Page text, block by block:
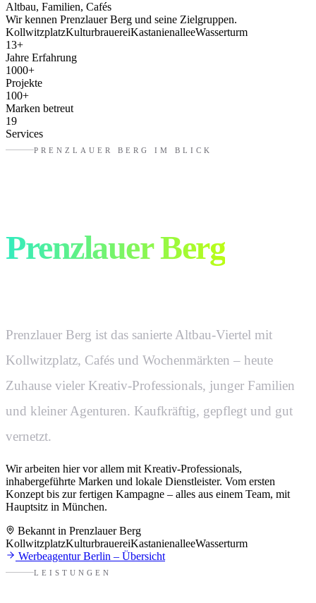
Altbau, Familien, Cafés
Wir kennen Prenzlauer Berg und seine Zielgruppen.
KollwitzplatzKulturbrauereiKastanienalleeWasserturm
13+
Jahre Erfahrung
1000+
Projekte
100+
Marken betreut
19
Services
PRENZLAUER BERG IM BLICK
Prenzlauer Berg
Prenzlauer Berg ist das sanierte Altbau-Viertel mit
Kollwitzplatz, Cafés und Wochenmärkten – heute
Zuhause vieler Kreativ-Professionals, junger Familien
und kleiner Agenturen. Kaufkräftig, gepflegt und gut
vernetzt.
Wir arbeiten hier vor allem mitKreativ-Professionals,
inhabergeführte Marken und lokale Dienstleister. Vom ersten
Konzept bis zur fertigen Kampagne – alles aus einem Team, mit
Hauptsitz in München.
Bekannt in Prenzlauer Berg
KollwitzplatzKulturbrauereiKastanienalleeWasserturm
WerbeagenturBerlin – Übersicht
LEISTUNGEN